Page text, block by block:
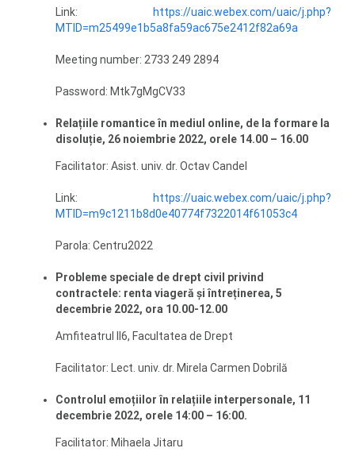
Link:
https://uaic.webex.com/uaic/j.php?
MTID=m25499e1b5a8fa59ac675e2412f82a69a
Meeting number: 2733 249 2894
Password: Mtk7gMgCV33
Relațiile romantice în mediul online, de la formare la
disoluție, 26 noiembrie 2022, orele 14.00 – 16.00
Facilitator: Asist. univ. dr. Octav Candel
Link:
https://uaic.webex.com/uaic/j.php?
MTID=m9c1211b8d0e40774f7322014f61053c4
Parola: Centru2022
Probleme speciale de drept civil privind
contractele: renta viageră și întreținerea, 5
decembrie 2022, ora 10.00-12.00
Amfiteatrul II6, Facultatea de Drept
Facilitator: Lect. univ. dr. Mirela Carmen Dobrilă
Controlul emoțiilor în relațiile interpersonale, 11
decembrie 2022, orele 14:00 – 16:00.
Facilitator: Mihaela Jitaru